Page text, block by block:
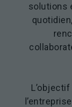
solutions